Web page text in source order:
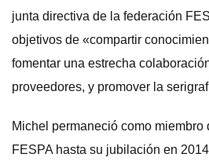
junta directiva de la federación
objetivos de «compartir
fomentar una estrecha
proveedores, y promover la
Michel permaneció como
FESPA hasta su jubilación en